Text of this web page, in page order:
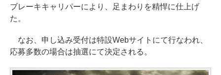
ブレーキキャリパーにより、足まわりを精悍に仕上げ
た。
なお、申し込み受付は特設Webサイトにて行なわれ、
応募多数の場合は抽選にて決定される。